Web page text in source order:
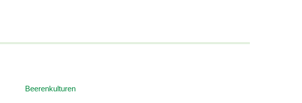
Beerenkulturen